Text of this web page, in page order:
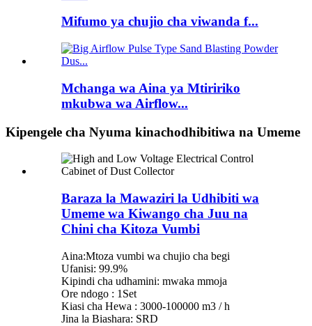
Mifumo ya chujio cha viwanda f...
Mchanga wa Aina ya Mtiririko
mkubwa wa Airflow...
Kipengele cha Nyuma kinachodhibitiwa na Umeme
Baraza la Mawaziri la Udhibiti wa
Umeme wa Kiwango cha Juu na
Chini cha Kitoza Vumbi
Aina:Mtoza vumbi wa chujio cha begi
Ufanisi: 99.9%
Kipindi cha udhamini: mwaka mmoja
Ore ndogo : 1Set
Kiasi cha Hewa : 3000-100000 m3 / h
Jina la Biashara: SRD